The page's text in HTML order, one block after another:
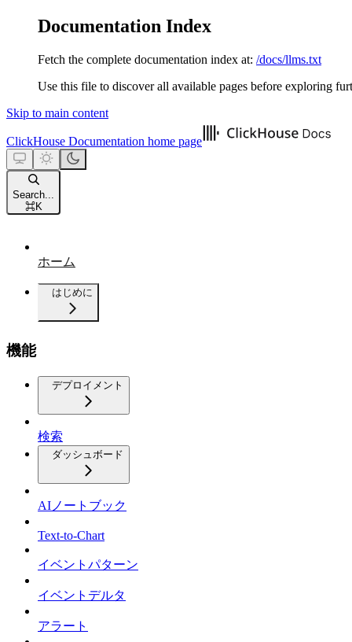
Documentation Index
Fetch the complete documentation index at: /docs/llms.txt
Use this file to discover all available pages before exploring
Skip to main content
ClickHouse Documentation home page
Search...
⌘K
ホーム
はじめに
機能
デプロイメント
検索
ダッシュボード
AIノートブック
Text-to-Chart
イベントパターン
イベントデルタ
アラート